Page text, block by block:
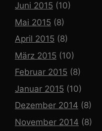
Juni 2015 (10)
Mai 2015 (8)
April 2015 (8)
März 2015 (10)
Februar 2015 (8)
Januar 2015 (10)
Dezember 2014 (8)
November 2014 (8)